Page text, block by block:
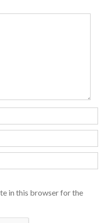
in this browser for the